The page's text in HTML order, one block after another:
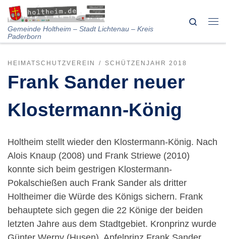
Skip to content
Gemeinde Holtheim – Stadt Lichtenau – Kreis
Paderborn
Search
HEIMATSCHUTZVEREIN SCHÜTZENJAHR 2018
Frank Sander neuer
Klostermann-König
Holtheim stellt wieder den Klostermann-König. Nach
Alois Knaup (2008) und Frank Striewe (2010)
konnte sich beim gestrigen Klostermann-
Pokalschießen auch Frank Sander als dritter
Holtheimer die Würde des Königs sichern. Frank
behauptete sich gegen die 22 Könige der beiden
letzten Jahre aus dem Stadtgebiet. Kronprinz wurde